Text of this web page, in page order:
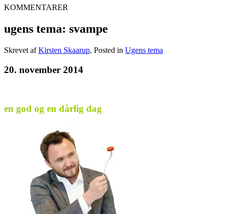
KOMMENTARER
ugens tema: svampe
Skrevet afKirsten Skaarup, Posted in Ugens tema
20. november 2014
en god og en dårlig dag